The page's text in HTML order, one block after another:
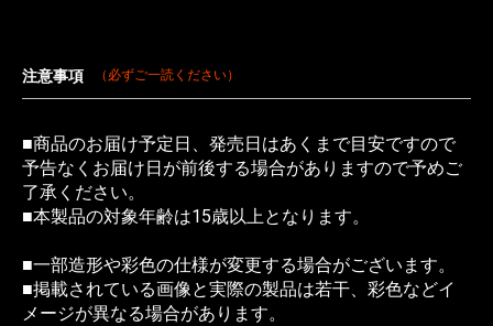
注意事項 （必ずご一読ください）
■商品のお届け予定日、発売日はあくまで目安ですので
予告なくお届け日が前後する場合がありますので予めご
了承ください。
■本製品の対象年齢は15歳以上となります。
■一部造形や彩色の仕様が変更する場合がございます。
■掲載されている画像と実際の製品は若干、彩色などイ
メージが異なる場合があります。